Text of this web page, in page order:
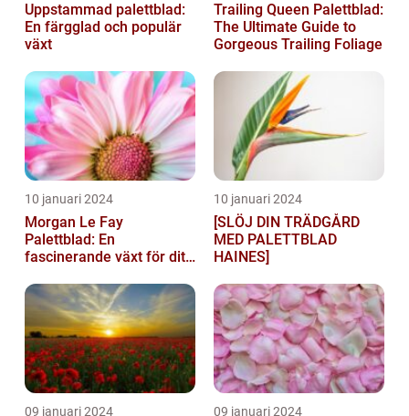
Uppstammad palettblad:
En färgglad och populär
växt
Trailing Queen Palettblad:
The Ultimate Guide to
Gorgeous Trailing Foliage
10 januari 2024
Morgan Le Fay
Palettblad: En
fascinerande växt för ditt
10 januari 2024
[SLÖJ DIN TRÄDGÅRD
MED PALETTBLAD
HAINES]
09 januari 2024 09 januari 2024